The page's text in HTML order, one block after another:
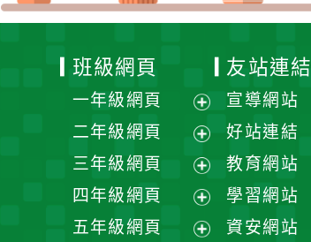
班級網頁
一年級網頁
展
選
單
二年級網頁
展
選
單
三年級網頁
展
開
四年級網頁
展
五年級網頁
友站連結
宣導網站
好站連結
教育網站
學習網站
資安網站